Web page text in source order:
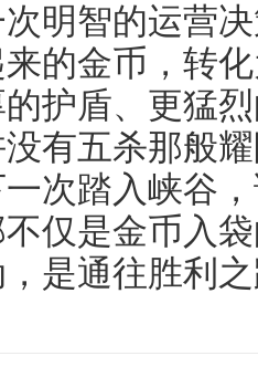
明智的运营
的金币，转
护盾、更猛
有五杀那般
次踏入峡谷
仅是金币入
是通往胜利